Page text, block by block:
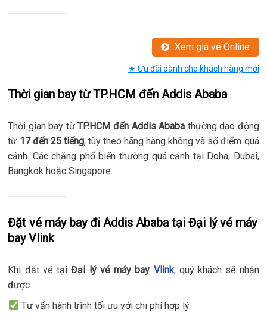
Xem giá vé Online
★ Ưu đãi dành cho khách hàng mới
Thời gian bay từ TP.HCM đến Addis Ababa
Thời gian bay từTP.HCM đến Addis Ababa thường dao động
từ 17 đến 25 tiếng, tùy theo hãng hàng không và số điểm quá
cảnh. Các chặng phổ biến thường quá cảnh tại Doha, Dubai,
Bangkok hoặc Singapore.
Đặt vé máy bay đi Addis Ababa tại Đại lý vé máy
bay Vlink
Khi đặt vé tạiĐại lý vé máy bay Vlink, quý khách sẽ nhận
được:
Tư vấn hành trình tối ưu với chi phí hợp lý